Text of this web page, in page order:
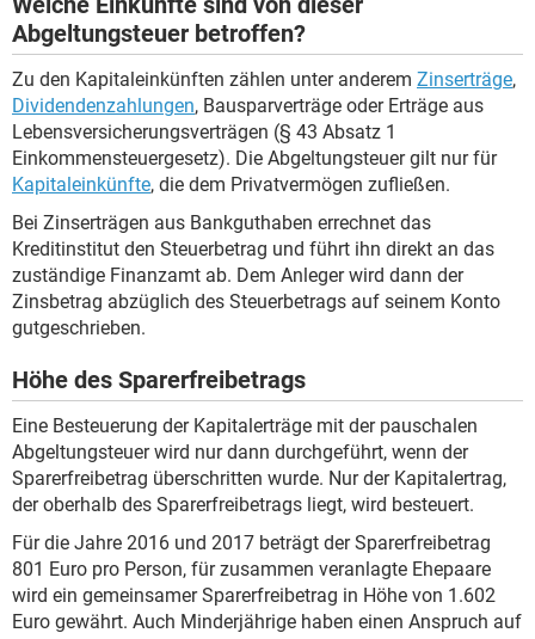
Abgeltungsteuer betroffen?
Zu den Kapitaleinkünften zählen unter anderem Zinserträge,
Dividendenzahlungen, Bausparverträge oder Erträge aus
Lebensversicherungsverträgen (§ 43 Absatz 1
Einkommensteuergesetz). Die Abgeltungsteuer gilt nur für
Kapitaleinkünfte, die dem Privatvermögen zufließen.
Bei Zinserträgen aus Bankguthaben errechnet das
Kreditinstitut den Steuerbetrag und führt ihn direkt an das
zuständige Finanzamt ab. Dem Anleger wird dann der
Zinsbetrag abzüglich des Steuerbetrags auf seinem Konto
gutgeschrieben.
Höhe des Sparerfreibetrags
Eine Besteuerung der Kapitalerträge mit der pauschalen
Abgeltungsteuer wird nur dann durchgeführt, wenn der
Sparerfreibetrag überschritten wurde. Nur der Kapitalertrag,
der oberhalb des Sparerfreibetrags liegt, wird besteuert.
Für die Jahre 2016 und 2017 beträgt der Sparerfreibetrag
801 Euro pro Person, für zusammen veranlagte Ehepaare
wird ein gemeinsamer Sparerfreibetrag in Höhe von 1.602
Euro gewährt. Auch Minderjährige haben einen Anspruch auf